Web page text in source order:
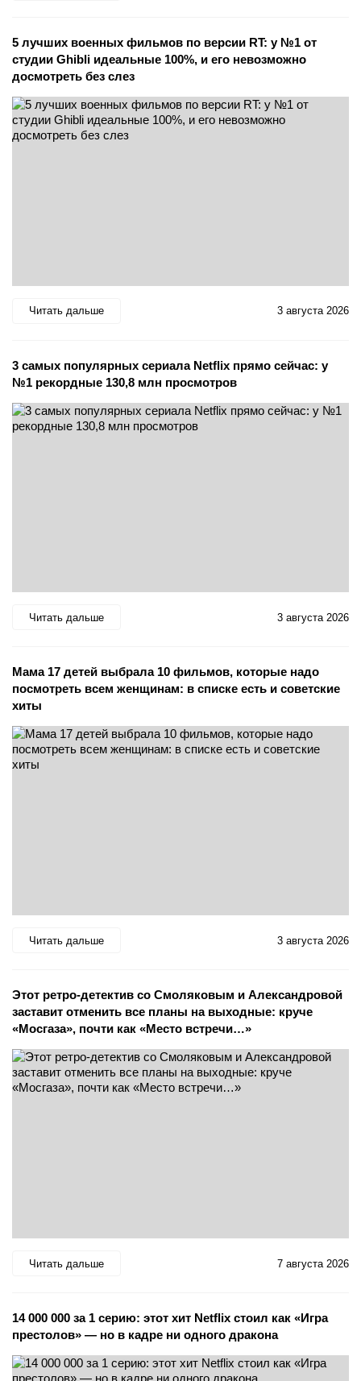
5 лучших военных фильмов по версии RT: у №1 от
студии Ghibli идеальные 100%, и его невозможно
досмотреть без слез
Читать дальше 3 августа 2026
3 самых популярных сериала Netflix прямо сейчас: у
№1 рекордные 130,8 млн просмотров
Читать дальше 3 августа 2026
Мама 17 детей выбрала 10 фильмов, которые надо
посмотреть всем женщинам: в списке есть и советские
хиты
Читать дальше 3 августа 2026
Этот ретро-детектив со Смоляковым и Александровой
заставит отменить все планы на выходные: круче
«Мосгаза», почти как «Место встречи…»
Читать дальше 7 августа 2026
14 000 000 за 1 серию: этот хит Netflix стоил как «Игра
престолов» — но в кадре ни одного дракона